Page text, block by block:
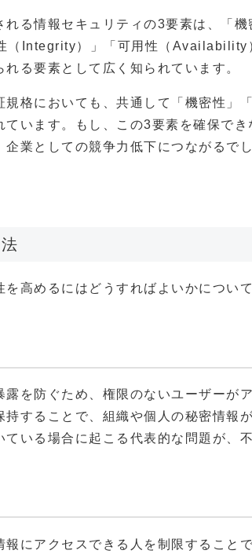
る情報セキュリティの3要素は、「機
（Integrity）」「可用性（Availability
る要素として広く知られています。
格においても、共通して「機密性」
います。もし、この3要素を確保で
業としての競争力低下につながるでし
高めるにはどうすればよいかについて
を防ぐため、権限のないユーザーが
することで、組織や個人の秘密情報
いる場合に起こる代表的な問題が、
にアクセスできる人を制限すること